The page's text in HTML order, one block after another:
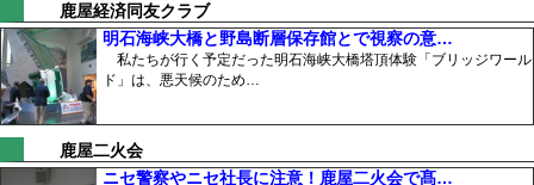
鹿屋経済同友クラブ
明石海峡大橋と野島断層保存館とで視察の意…
私たちが行く予定だった明石海峡大橋塔頂体験「ブリッジワール
ド」は、悪天候のため…
鹿屋二火会
ニセ警察やニセ社長に注意！鹿屋二火会で髙…